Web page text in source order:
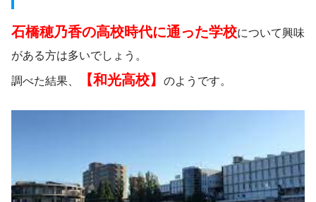
石橋穂乃香の高校時代に通った学校について興味
がある方は多いでしょう。
調べた結果、 【和光高校】 のようです。